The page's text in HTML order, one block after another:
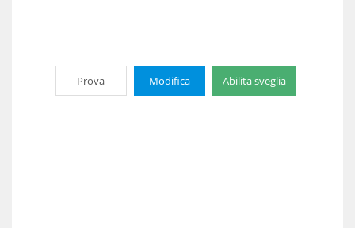
Prova Modifica Abilita sveglia